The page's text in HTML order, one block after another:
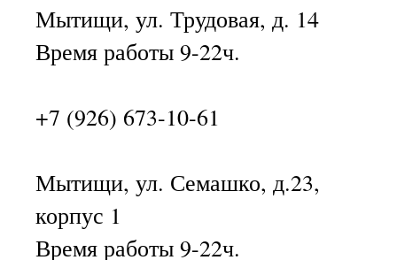
Мытищи, ул. Трудовая, д. 14
Время работы 9-22ч.
+7 (926) 673-10-61
Мытищи, ул. Семашко, д.23,
корпус 1
Время работы 9-22ч.